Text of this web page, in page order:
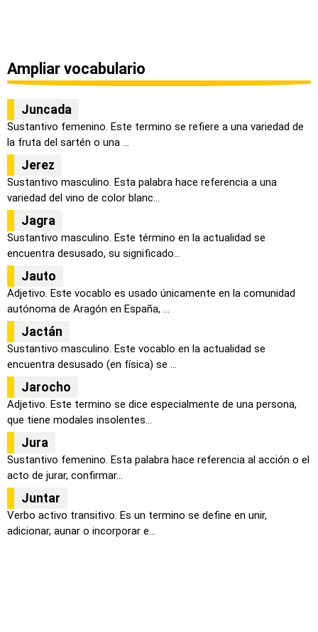
Ampliar vocabulario
Juncada
Sustantivo femenino. Este termino se refiere a una variedad de
la fruta del sartén o una ...
Jerez
Sustantivo masculino. Esta palabra hace referencia a una
variedad del vino de color blanc...
Jagra
Sustantivo masculino. Este término en la actualidad se
encuentra desusado, su significado...
Jauto
Adjetivo. Este vocablo es usado únicamente en la comunidad
autónoma de Aragón en España, ...
Jactán
Sustantivo masculino. Este vocablo en la actualidad se
encuentra desusado (en física) se ...
Jarocho
Adjetivo. Este termino se dice especialmente de una persona,
que tiene modales insolentes...
Jura
Sustantivo femenino. Esta palabra hace referencia al acción o el
acto de jurar, confirmar...
Juntar
Verbo activo transitivo. Es un termino se define en unir,
adicionar, aunar o incorporar e...